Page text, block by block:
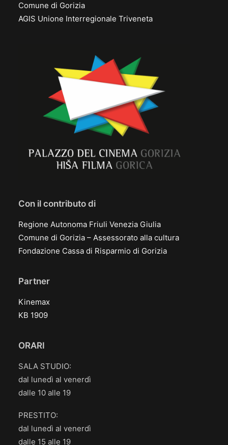
Comune di Gorizia
AGIS Unione Interregionale Triveneta
Con il contributo di
Regione Autonoma Friuli Venezia Giulia
Comune di Gorizia – Assessorato alla cultura
Fondazione Cassa di Risparmio di Gorizia
Partner
Kinemax
KB 1909
ORARI
SALA STUDIO:
dal lunedì al venerdì
dalle 10 alle 19
PRESTITO:
dal lunedì al venerdì
dalle 15 alle 19